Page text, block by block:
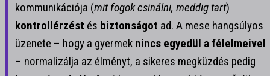
kommunikációja (mit fogok csinálni, meddig tart)
kontrollérzést és biztonságot ad. A mese hangsúlyos
üzenete – hogy a gyermek nincs egyedül a félelmeivel
– normalizálja az élményt, a sikeres megküzdés pedig